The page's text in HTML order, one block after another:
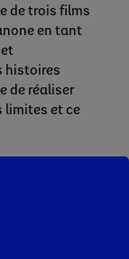
de trois films
en tant
histoires
de réaliser
limites et ce
on est
faire le
réussis
et